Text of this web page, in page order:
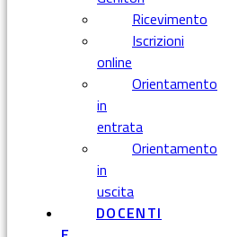
Ricevimento
Iscrizioni
online
Orientamento
in
entrata
Orientamento
in
uscita
DOCENTI